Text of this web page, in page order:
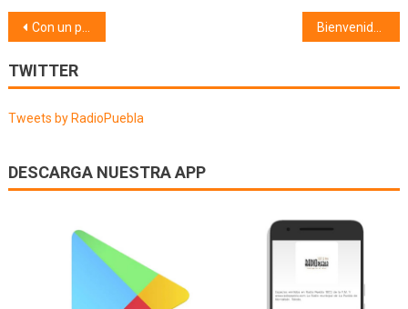
Navegación
de
entradas
Con un par de pelotas (18/06/18)
TWITTER
Tweets by RadioPuebla
DESCARGA NUESTRA APP